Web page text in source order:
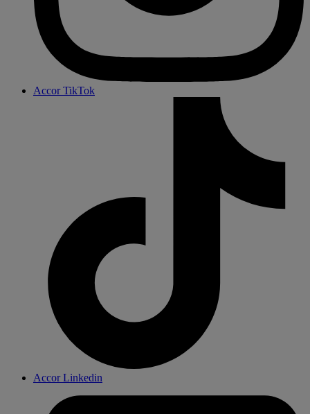
Accor TikTok
Accor Linkedin